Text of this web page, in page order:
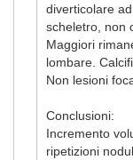
diverticolare
scheletro, non
Maggiori
lombare.
Non lesioni
Conclusioni:
Incremento
ripetizioni